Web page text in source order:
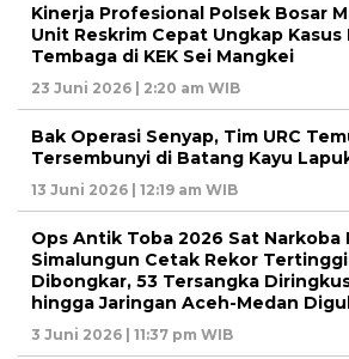
Kinerja Profesional Polsek Bosar
Unit Reskrim Cepat Ungkap
Tembaga di KEK Sei Mangkei
23 Juni 2026 | 2:20 am WIB
Bak Operasi Senyap, Tim URC
Tersembunyi di Batang Kayu
13 Juni 2026 | 12:19 am WIB
Ops Antik Toba 2026 Sat Narkoba
Simalungun Cetak Rekor
Dibongkar, 53 Tersangka
hingga Jaringan Aceh-Medan
3 Juni 2026 | 11:37 pm WIB